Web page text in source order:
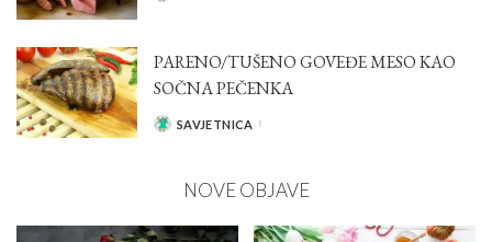
PARENO/TUŠENO GOVEĐE MESO KAO
SOČNA PEČENKA
POSTED
SAVJETNICA
NOVE OBJAVE